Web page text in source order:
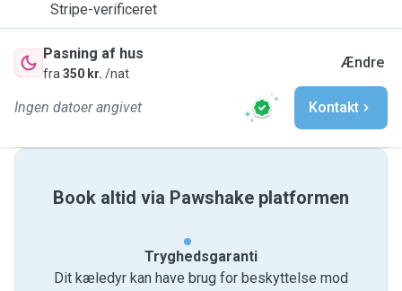
Stripe-verificeret
Pasning af hus
fra 350 kr. /nat
Ændre
Ingen datoer angivet Kontakt
Book altid via Pawshake platformen
Tryghedsgaranti
Dit kæledyr kan have brug for beskyttelse mod